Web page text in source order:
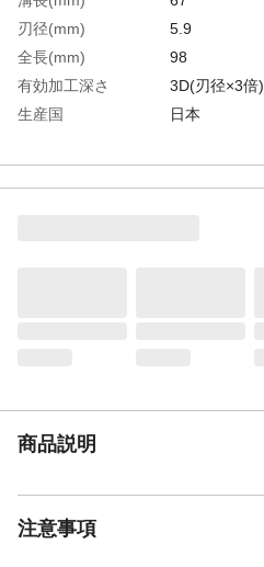
刃径(mm)
5.9
全長(mm)
98
有効加工深さ
3D(刃径×3倍)
生産国
日本
材質1
高速度鋼（
商品説明
注意事項